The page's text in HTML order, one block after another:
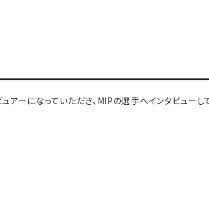
アーになっていただき、MIPの選手へインタビューし